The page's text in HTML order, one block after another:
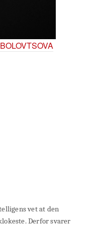
vet at den
Derfor svarer